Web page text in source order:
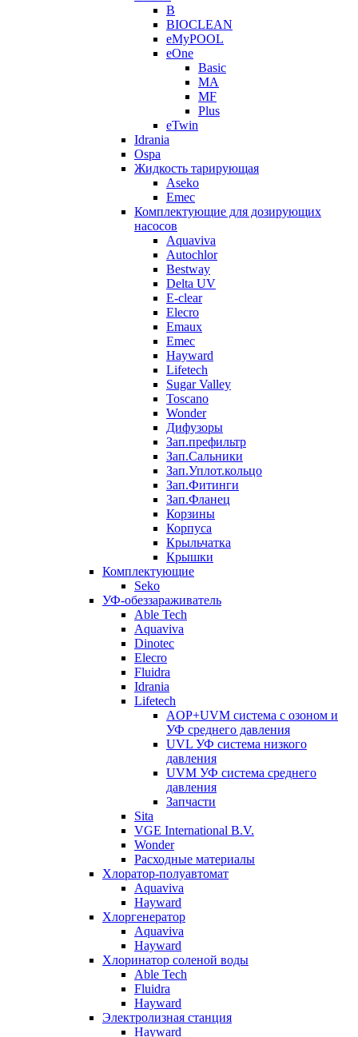
B
BIOCLEAN
eMyPOOL
eOne
Basic
MA
MF
Plus
eTwin
Idrania
Ospa
Жидкость тарирующая
Aseko
Emec
Комплектующие для дозирующих
насосов
Aquaviva
Autochlor
Bestway
Delta UV
E-clear
Elecro
Emaux
Emec
Hayward
Lifetech
Sugar Valley
Toscano
Wonder
Дифузоры
Зап.префильтр
Зап.Сальники
Зап.Уплот.кольцо
Зап.Фитинги
Зап.Фланец
Корзины
Корпуcа
Крыльчатка
Крышки
Комплектующие
Seko
УФ-обеззараживатель
Able Tech
Aquaviva
Dinotec
Elecro
Fluidra
Idrania
Lifetech
AOP+UVM система с озоном и
УФ среднего давления
UVL УФ система низкого
давления
UVM УФ система среднего
давления
Запчасти
Sita
VGE International B.V.
Wonder
Расходные материалы
Хлоратор-полуавтомат
Aquaviva
Hayward
Хлоргенератор
Aquaviva
Hayward
Хлоринатор соленой воды
Able Tech
Fluidra
Hayward
Электролизная станция
Hayward